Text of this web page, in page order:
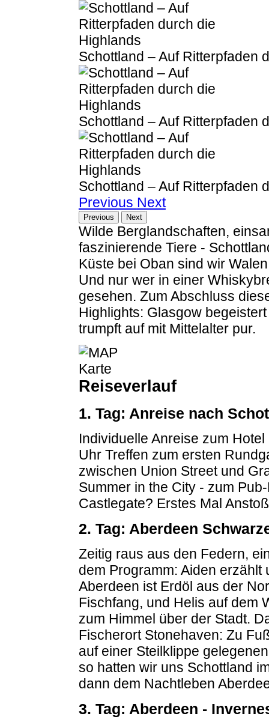
Schottland – Auf Ritterpfaden
Schottland – Auf Ritterpfaden
Schottland – Auf Ritterpfaden
Previous Next
Previous Next
Wilde Berglandschaften,
faszinierende Tiere -
Küste bei Oban sind wir
Und nur wer in einer
gesehen. Zum Abschluss
Highlights: Glasgow
trumpft auf mit Mittelalter pur.
Reiseverlauf
1. Tag: Anreise nach
Individuelle Anreise zum
Uhr Treffen zum ersten
zwischen Union Street und
Summer in the City - zum
Castlegate? Erstes Mal
2. Tag: Aberdeen
Zeitig raus aus den Federn,
dem Programm: Aiden
Aberdeen ist Erdöl aus der
Fischfang, und Helis auf dem
zum Himmel über der Stadt.
Fischerort Stonehaven: Zu
auf einer Steilklippe
so hatten wir uns Schottland
dann dem Nachtleben
3. Tag: Aberdeen -